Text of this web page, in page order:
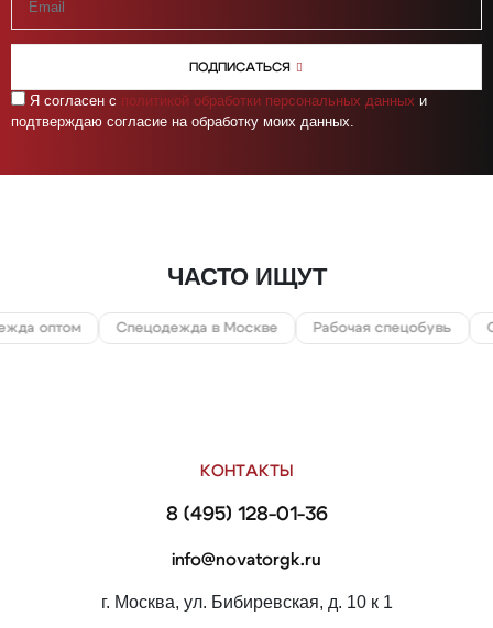
ПОДПИСАТЬСЯ
Я согласен с политикой обработки персональных данных и
подтверждаю согласие на обработку моих данных.
ЧАСТО ИЩУТ
Спецодежда в Москве Рабочая спецобувь СИЗ
КОНТАКТЫ
8 (495) 128-01-36
info@novatorgk.ru
г. Москва, ул. Бибиревская, д. 10 к 1